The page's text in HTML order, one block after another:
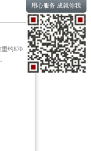
约870
用心服务 成就你我